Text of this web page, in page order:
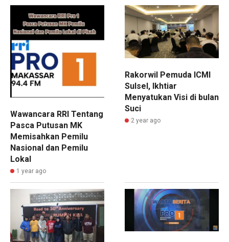
Wawancara RRI Tentang
Pasca Putusan MK
Memisahkan Pemilu
Nasional dan Pemilu
Lokal
1 year ago
Rakorwil Pemuda ICMI
Sulsel, Ikhtiar
Menyatukan Visi di bulan
Suci
2 year ago